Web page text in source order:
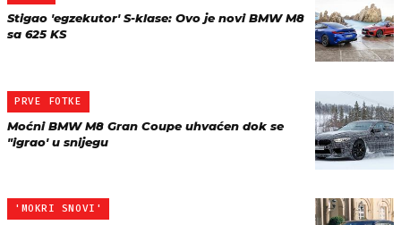
Stigao 'egzekutor' S-klase: Ovo je novi BMW M8
sa 625 KS
PRVE FOTKE
Moćni BMW M8 Gran Coupe uhvaćen dok se
"igrao' u snijegu
'MOKRI SNOVI'